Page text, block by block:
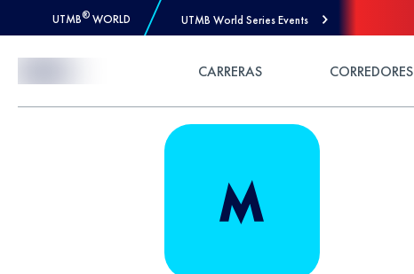
UTMB® WORLD UTMB World Series Events
CARRERAS CORREDORES